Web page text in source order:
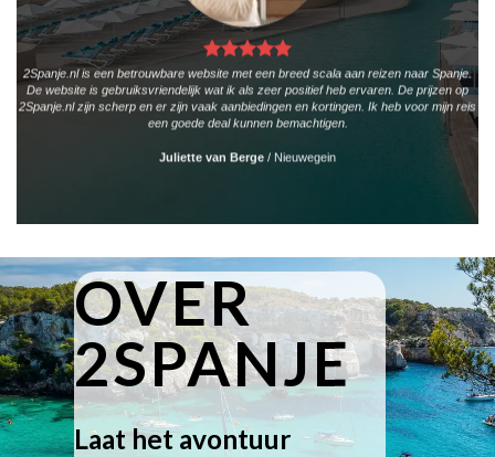
2Spanje.nl is een betrouwbare website met een breed scala aan reizen naar Spanje.
De website is gebruiksvriendelijk wat ik als zeer positief heb ervaren. De prijzen op
2Spanje.nl zijn scherp en er zijn vaak aanbiedingen en kortingen. Ik heb voor mijn reis
een goede deal kunnen bemachtigen.
Juliette van Berge / Nieuwegein
OVER
2SPANJE
Laat het avontuur